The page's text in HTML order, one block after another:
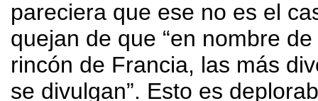
pareciera que ese no es el
quejan de que “en nombre
rincón de Francia, las más
se divulgan”. Esto es